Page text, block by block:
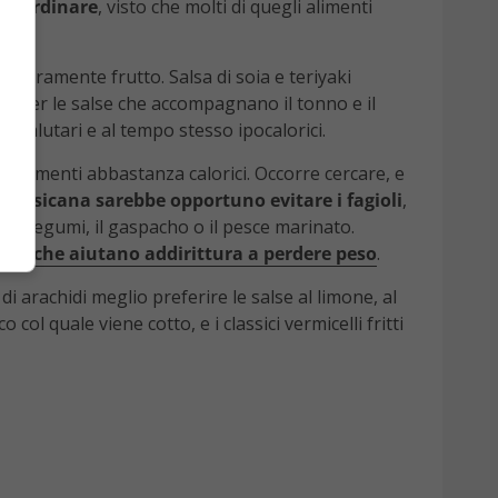
ordinare, visto che molti di quegli alimenti
frutto. Salsa di soia e teriyaki
per le salse che accompagnano il tonno e il
salutari e al tempo stesso ipocalorici.
abbastanza calorici. Occorre cercare, e
sarebbe opportuno evitare i fagioli,
legumi, il gaspacho o il pesce marinato.
che aiutano addirittura a perdere peso.
arachidi meglio preferire le salse al limone, al
col quale viene cotto, e i classici vermicelli fritti